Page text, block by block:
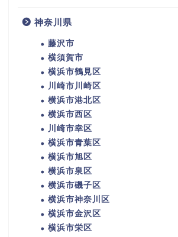
神奈川県
藤沢市
横須賀市
横浜市鶴見区
川崎市川崎区
横浜市港北区
横浜市西区
川崎市幸区
横浜市青葉区
横浜市旭区
横浜市泉区
横浜市磯子区
横浜市神奈川区
横浜市金沢区
横浜市栄区